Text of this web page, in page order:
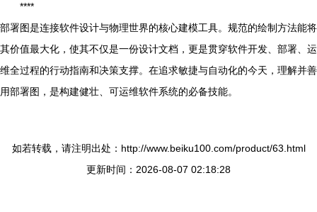
****
部署图是连接软件设计与物理世界的核心建模工具。规范的绘制方法能将
其价值最大化，使其不仅是一份设计文档，更是贯穿软件开发、部署、运
维全过程的行动指南和决策支撑。在追求敏捷与自动化的今天，理解并善
用部署图，是构建健壮、可运维软件系统的必备技能。
如若转载，请注明出处：http://www.beiku100.com/product/63.html
更新时间：2026-08-07 02:18:28